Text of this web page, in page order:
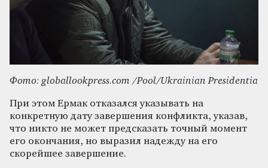
Фото: globallookpress.com /Pool/Ukrainian Presidentia
При этом Ермак отказался указывать на
конкретную дату завершения конфликта, указав,
что никто не может предсказать точный момент
его окончания, но выразил надежду на его
скорейшее завершение.